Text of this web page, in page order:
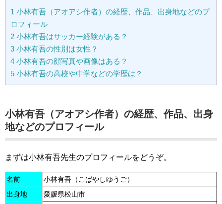
1 小林有吾（アオアシ作者）の経歴、作品、出身地などのプ
ロフィール
2 小林有吾はサッカー経験がある？
3 小林有吾の性別は女性？
4 小林有吾の顔写真や画像はある？
5 小林有吾の高校や中学などの学歴は？
小林有吾（アオアシ作者）の経歴、作品、出身
地などのプロフィール
まずは小林有吾先生のプロフィールをどうぞ。
名前
小林有吾（こばやしゆうご）
出身地
愛媛県松山市